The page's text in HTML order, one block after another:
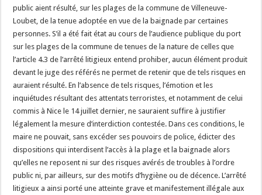
public aient résulté, sur les plages de la commune de Villeneuve-
Loubet, de la tenue adoptée en vue de la baignade par certaines
personnes. S’il a été fait état au cours de l’audience publique du port
sur les plages de la commune de tenues de la nature de celles que
l’article 4.3 de l’arrêté litigieux entend prohiber, aucun élément produit
devant le juge des référés ne permet de retenir que de tels risques en
auraient résulté. En l’absence de tels risques, l’émotion et les
inquiétudes résultant des attentats terroristes, et notamment de celui
commis à Nice le 14 juillet dernier, ne sauraient suffire à justifier
légalement la mesure d’interdiction contestée. Dans ces conditions, le
maire ne pouvait, sans excéder ses pouvoirs de police, édicter des
dispositions qui interdisent l’accès à la plage et la baignade alors
qu’elles ne reposent ni sur des risques avérés de troubles à l’ordre
public ni, par ailleurs, sur des motifs d’hygiène ou de décence. L’arrêté
litigieux a ainsi porté une atteinte grave et manifestement illégale aux